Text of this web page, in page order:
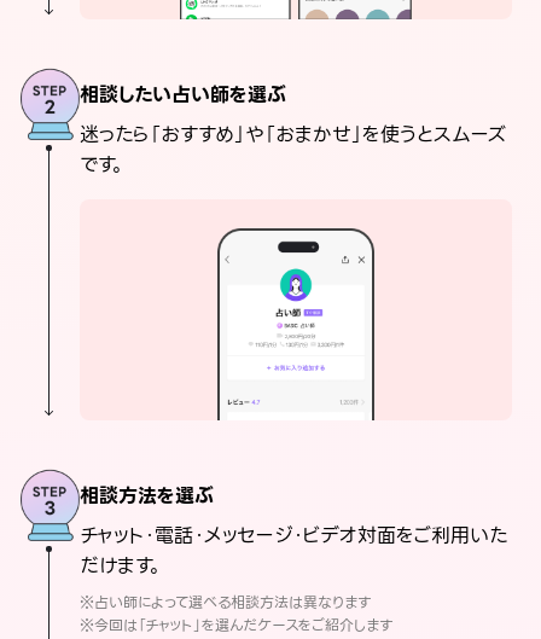
相談したい占い師を選ぶ
迷ったら「おすすめ」や「おまかせ」を使うとスムーズ
です。
相談方法を選ぶ
チャット・電話・メッセージ・ビデオ対面をご利用いた
だけます。
※占い師によって選べる相談方法は異なります
※今回は「チャット」を選んだケースをご紹介します